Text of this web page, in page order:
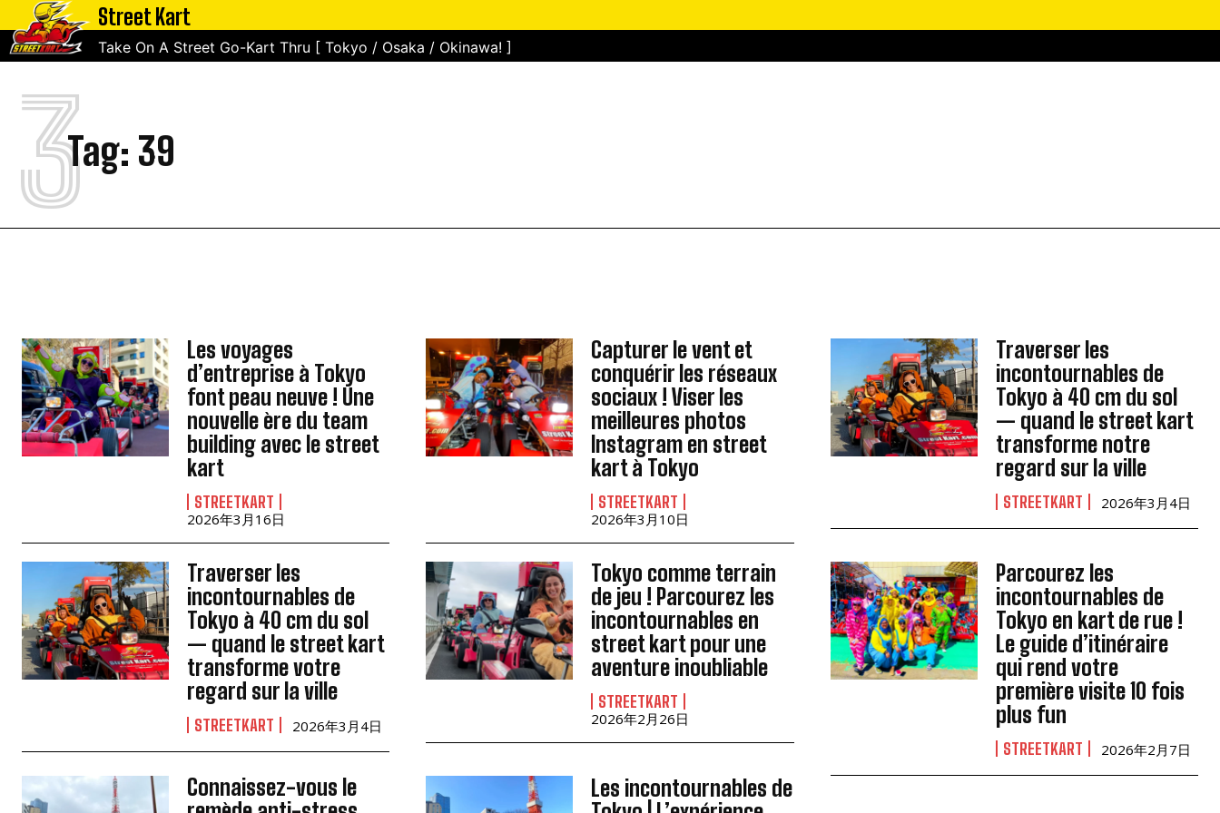
Street Kart
Take On A Street Go-Kart Thru [ Tokyo / Osaka / Okinawa! ]
Tag: 39
3
Les voyages
d’entreprise à Tokyo
font peau neuve ! Une
nouvelle ère du team
building avec le street
kart
STREETKART
2026年3月16日
Capturer le vent et
conquérir les réseaux
sociaux ! Viser les
meilleures photos
Instagram en street
kart à Tokyo
STREETKART
2026年3月10日
Traverser les
incontournables de
Tokyo à 40 cm du sol
— quand le street kart
transforme notre
regard sur la ville
STREETKART 2026年3月4日
Traverser les
incontournables de
Tokyo à 40 cm du sol
— quand le street kart
transforme votre
regard sur la ville
STREETKART 2026年3月4日
Tokyo comme terrain
de jeu ! Parcourez les
incontournables en
street kart pour une
aventure inoubliable
STREETKART
2026年2月26日
Parcourez les
incontournables de
Tokyo en kart de rue !
Le guide d’itinéraire
qui rend votre
première visite 10 fois
plus fun
STREETKART 2026年2月7日
Connaissez-vous le
Les incontournables de